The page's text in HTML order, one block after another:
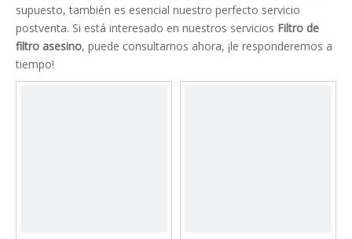
supuesto, también es esencial nuestro perfecto servicio
postventa. Si está interesado en nuestros servicios Filtro de
filtro asesino, puede consultarnos ahora, ¡le responderemos a
tiempo!